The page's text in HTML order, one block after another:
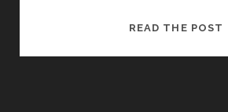
READ THE POST